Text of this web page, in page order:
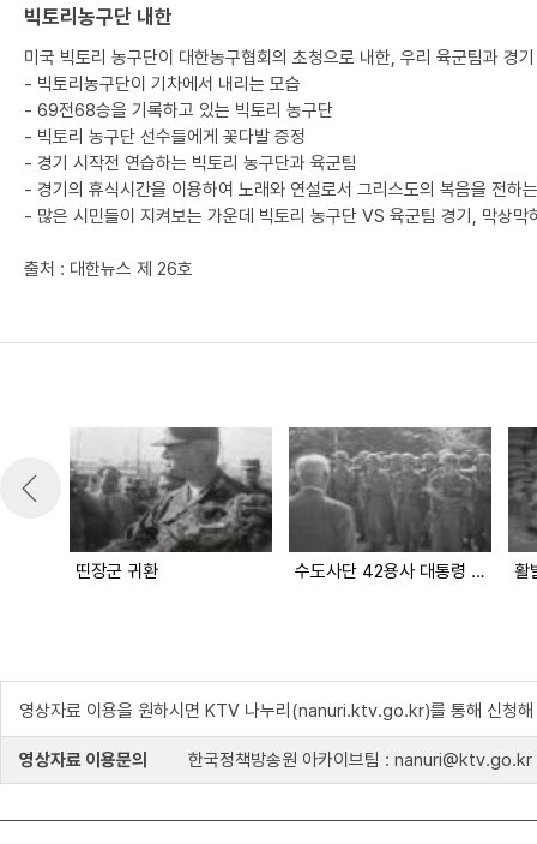
빅토리농구단 내한
미국 빅토리 농구단이 대한농구협회의 초청으로 내한, 우리 육군팀과 경기
- 빅토리농구단이 기차에서 내리는 모습
- 69전68승을 기록하고 있는 빅토리 농구단
- 빅토리 농구단 선수들에게 꽃다발 증정
- 경기 시작전 연습하는 빅토리 농구단과 육군팀
- 경기의 휴식시간을 이용하여 노래와 연설로서 그리스도의 복음을 전하
- 많은 시민들이 지켜보는 가운데 빅토리 농구단 VS 육군팀 경기, 막상막
출처 : 대한뉴스 제 26호
띤장군 귀환 수도사단 42용사 대통령 예방 활
영상자료 이용을 원하시면 KTV 나누리(nanuri.ktv.go.kr)를 통해 신청해
영상자료 이용문의 한국정책방송원 아카이브팀 : nanuri@ktv.go.kr